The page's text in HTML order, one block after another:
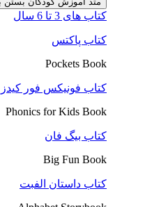
کتاب های 3 تا 6 سال
کتاب پاکتس
Pockets Book
کتاب فونیکس فور کیدز
Phonics for Kids Book
کتاب بیگ فان
Big Fun Book
کتاب داستان الفبت